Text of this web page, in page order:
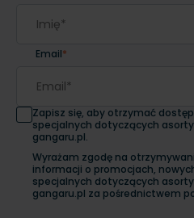
Email*
Zapisz się, aby otrzymać
specjalnych dotyczących
gangaru.pl.
Wyrażam zgodę na
informacji o promocjach,
specjalnych dotyczących
gangaru.pl za pośrednictwem